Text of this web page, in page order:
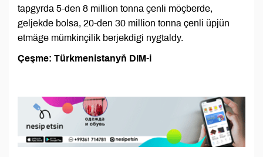
tapgyrda 5-den 8 million tonna çenli möçberde,
geljekde bolsa, 20-den 30 million tonna çenli üpjün
etmäge mümkinçilik berjekdigi nygtaldy.
Çeşme: Türkmenistanyň DIM-i